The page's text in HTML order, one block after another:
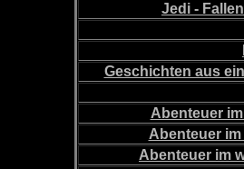
Jedi -
Geschichten aus
Abenteuer
Abenteuer
Abenteuer im